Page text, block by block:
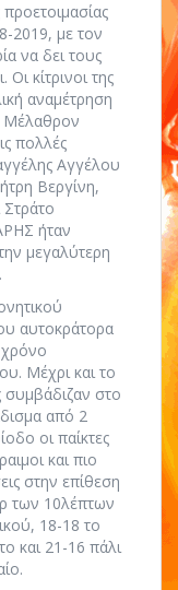
2019, με τον
να δει τους
κίτρινοι της
αναμέτρηση
Μέλαθρον
πολλές
Αγγέλου
Βεργίνη,
ήταν
μεγαλύτερη
αυτοκράτορα
χρόνο
Μέχρι και το
στο
από 2
οι παίκτες
και πιο
στην επίθεση
των 10λέπτων
18-18 το
και 21-16 πάλι